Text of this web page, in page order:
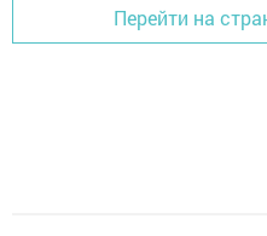
Перейти на